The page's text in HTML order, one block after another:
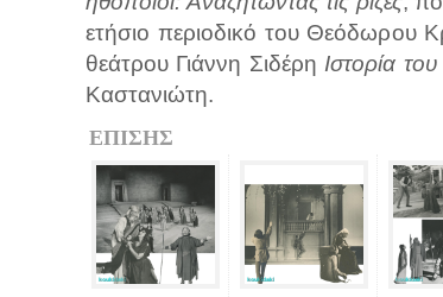
ετήσιο περιοδικό του Θεόδωρου
θεάτρου Γιάννη Σιδέρη Ιστορία
Καστανιώτη.
ΕΠΙΣΗΣ